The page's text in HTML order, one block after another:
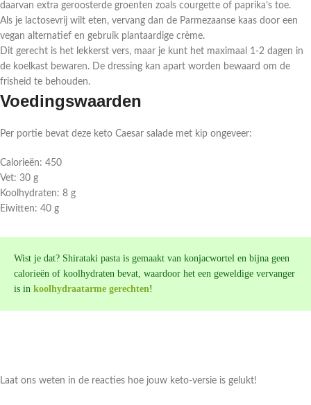
daarvan extra geroosterde groenten zoals courgette of paprika’s toe.
Als je lactosevrij wilt eten, vervang dan de Parmezaanse kaas door een
vegan alternatief en gebruik plantaardige crème.
Dit gerecht is het lekkerst vers, maar je kunt het maximaal 1-2 dagen in
de koelkast bewaren. De dressing kan apart worden bewaard om de
frisheid te behouden.
Voedingswaarden
Per portie bevat deze keto Caesar salade met kip ongeveer:
Calorieën: 450
Vet: 30 g
Koolhydraten: 8 g
Eiwitten: 40 g
Wist je dat? Shirataki pasta is gemaakt van konjacwortel en bijna geen
calorieën of koolhydraten bevat, waardoor het een geweldige vervanger
is in koolhydraatarme gerechten!
Laat ons weten in de reacties hoe jouw keto-versie is gelukt!